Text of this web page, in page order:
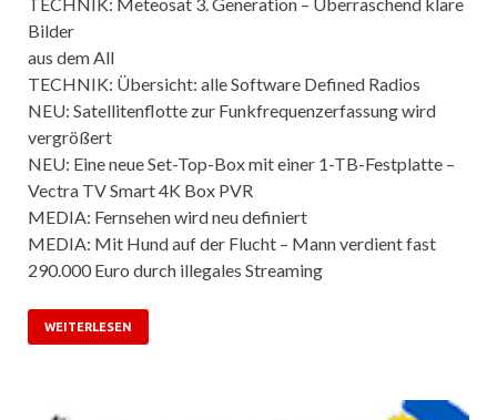
Bilder
aus dem All
TECHNIK: Übersicht: alle Software Defined Radios
NEU: Satellitenflotte zur Funkfrequenzerfassung wird
vergrößert
NEU: Eine neue Set-Top-Box mit einer 1-TB-Festplatte –
Vectra TV Smart 4K Box PVR
MEDIA: Fernsehen wird neu definiert
MEDIA: Mit Hund auf der Flucht – Mann verdient fast
290.000 Euro durch illegales Streaming
WEITERLESEN